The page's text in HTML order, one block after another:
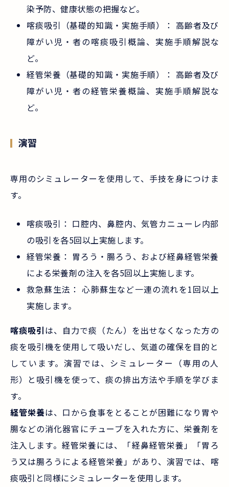
染予防、健康状態の把握など。
喀痰吸引（基礎的知識・実施手順）： 高齢者及び
障がい児・者の喀痰吸引概論、実施手順解説な
ど。
経管栄養（基礎的知識・実施手順）： 高齢者及び
障がい児・者の経管栄養概論、実施手順解説な
ど。
演習
専用のシミュレーターを使用して、手技を身につけま
す。
喀痰吸引： 口腔内、鼻腔内、気管カニューレ内部
の吸引を各5回以上実施します。
経管栄養： 胃ろう・腸ろう、および経鼻経管栄養
による栄養剤の注入を各5回以上実施します。
救急蘇生法： 心肺蘇生など一連の流れを1回以上
実施します。
喀痰吸引は、自力で痰（たん）を出せなくなった方の
痰を吸引機を使用して吸いだし、気道の確保を目的と
しています。演習では、シミュレーター（専用の人
形）と吸引機を使って、痰の排出方法や手順を学びま
す。
経管栄養は、口から食事をとることが困難になり胃や
腸などの消化器官にチューブを入れた方に、栄養剤を
注入します。経管栄養には、「経鼻経管栄養」「胃ろ
う又は腸ろうによる経管栄養」があり、演習では、喀
痰吸引と同様にシミュレーターを使用します。